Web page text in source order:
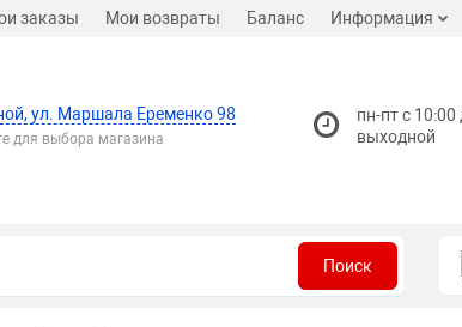
заказы Мои возвраты Баланс Информация
ул. Маршала Еременко 98
для выбора магазина
пн-пт с
выходной
Поиск